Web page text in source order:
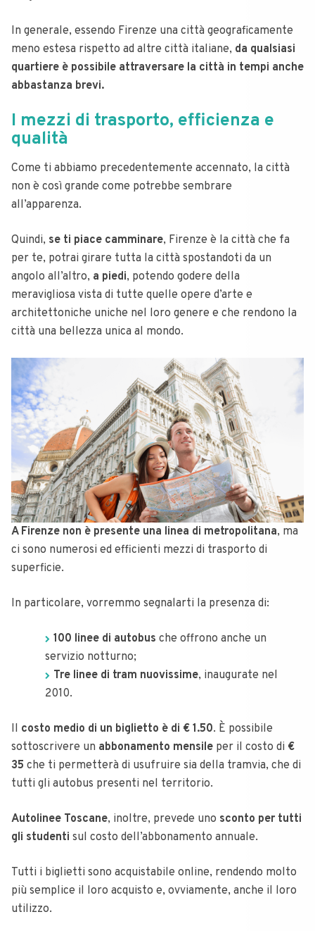
In generale, essendo Firenze una città geograficamente
meno estesa rispetto ad altre città italiane, da qualsiasi
quartiere è possibile attraversare la città in tempi anche
abbastanza brevi.
I mezzi di trasporto, efficienza e
qualità
Come ti abbiamo precedentemente accennato, la città
non è così grande come potrebbe sembrare
all’apparenza.
Quindi, se ti piace camminare, Firenze è la città che fa
per te, potrai girare tutta la città spostandoti da un
angolo all’altro, a piedi, potendo godere della
meravigliosa vista di tutte quelle opere d’arte e
architettoniche uniche nel loro genere e che rendono la
città una bellezza unica al mondo.
A Firenze non è presente una linea di metropolitana, ma
ci sono numerosi ed efficienti mezzi di trasporto di
superficie.
In particolare, vorremmo segnalarti la presenza di:
100 linee di autobus che offrono anche un
servizio notturno;
Tre linee di tram nuovissime, inaugurate nel
2010.
Il costo medio di un biglietto è di € 1.50. È possibile
sottoscrivere un abbonamento mensile per il costo di €
35 che ti permetterà di usufruire sia della tramvia, che di
tutti gli autobus presenti nel territorio.
Autolinee Toscane, inoltre, prevede uno sconto per tutti
gli studenti sul costo dell’abbonamento annuale.
Tutti i biglietti sono acquistabile online, rendendo molto
più semplice il loro acquisto e, ovviamente, anche il loro
utilizzo.